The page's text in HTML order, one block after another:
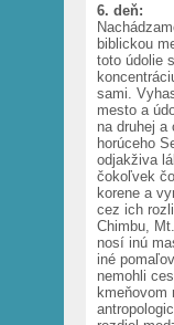
6. deň:
biblickou
toto údolie
sami.
mesto a
na druhej a
horúceho
odjakživa
čokoľvek
korene a
cez ich
Chimbu,
nosí inú
iné
nemohli
kmeňovom